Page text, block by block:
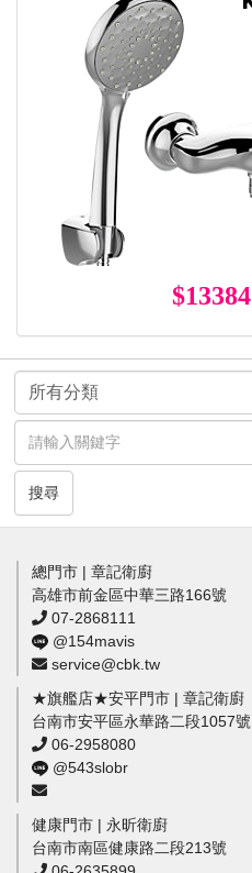
$13384
搜尋
總門市 | 章記衛廚
高雄市前金區中華三路166號
07-2868111
@154mavis
service@cbk.tw
★旗艦店★安平門市 | 章記衛廚
台南市安平區永華路二段1057號
06-2958080
@543slobr
健康門市 | 永昕衛廚
台南市南區健康路二段213號